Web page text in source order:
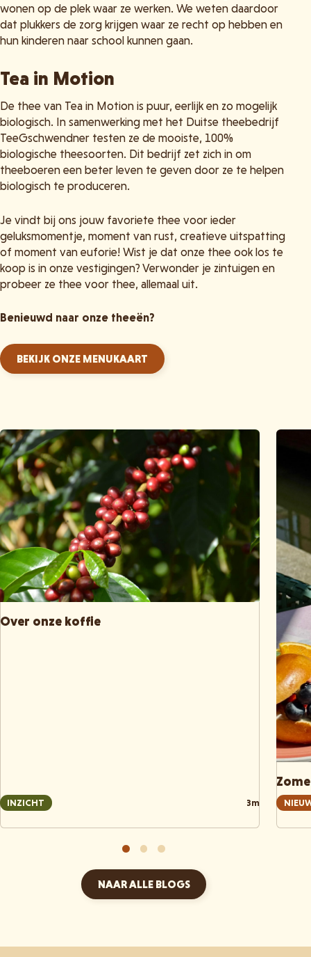
wonen op de plek waar ze werken. We weten daardoor
dat plukkers de zorg krijgen waar ze recht op hebben en
hun kinderen naar school kunnen gaan.
Tea in Motion
De thee van Tea in Motion is puur, eerlijk en zo mogelijk
biologisch. In samenwerking met het Duitse theebedrijf
TeeGschwendner testen ze de mooiste, 100%
biologische theesoorten. Dit bedrijf zet zich in om
theeboeren een beter leven te geven door ze te helpen
biologisch te produceren.
Je vindt bij ons jouw favoriete thee voor ieder
geluksmomentje, moment van rust, creatieve uitspatting
of moment van euforie! Wist je dat onze thee ook los te
koop is in onze vestigingen? Verwonder je zintuigen en
probeer ze thee voor thee, allemaal uit.
Benieuwd naar onze theeën?
BEKIJK ONZE MENUKAART
Over onze koffie
INZICHT 3m
NAAR ALLE BLOGS